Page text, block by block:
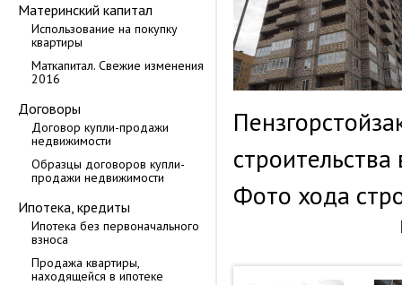
Материнский капитал
Использование на покупку
квартиры
Маткапитал. Свежие изменения
2016
Договоры
Договор купли-продажи
недвижимости
Образцы договоров купли-
продажи недвижимости
Ипотека, кредиты
Ипотека без первоначального
взноса
Продажа квартиры,
находящейся в ипотеке
Фото хода